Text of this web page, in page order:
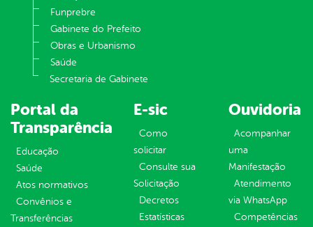
Funprebre
Gabinete do Prefeito
Obras e Urbanismo
Saúde
Secretaria de Gabinete
Portal da
Transparência
Educação
Saúde
Atos normativos
Convênios e
Transferências
E-sic
Como
solicitar
Consulte sua
Solicitação
Decretos
Estatísticas
Ouvidoria
Acompanhar
uma
Manifestação
Atendimento
via WhatsApp
Competências